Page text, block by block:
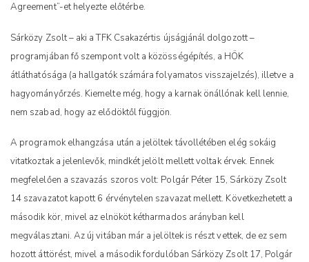
Agreement”-et helyezte előtérbe.
Sárközy Zsolt – aki a TFK Csakazértis újságjánál dolgozott –
programjában fő szempont volt a közösségépítés, a HÖK
átláthatósága (a hallgatók számára folyamatos visszajelzés), illetve a
hagyományőrzés. Kiemelte még, hogy a karnak önállónak kell lennie,
nem szabad, hogy az elődöktől függjön.
A programok elhangzása után a jelöltek távollétében elég sokáig
vitatkoztak a jelenlevők, mindkét jelölt mellett voltak érvek. Ennek
megfelelően a szavazás szoros volt: Polgár Péter 15, Sárközy Zsolt
14 szavazatot kapott 6 érvénytelen szavazat mellett. Következhetett a
második kör, mivel az elnököt kétharmados arányban kell
megválasztani. Az új vitában már a jelöltek is részt vettek, de ez sem
hozott áttörést, mivel a második fordulóban Sárközy Zsolt 17, Polgár